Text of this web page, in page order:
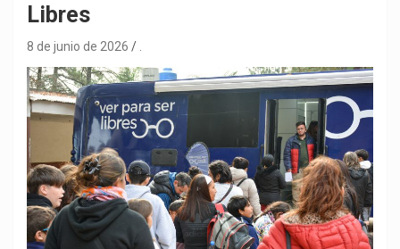
Libres
8 de junio de 2026